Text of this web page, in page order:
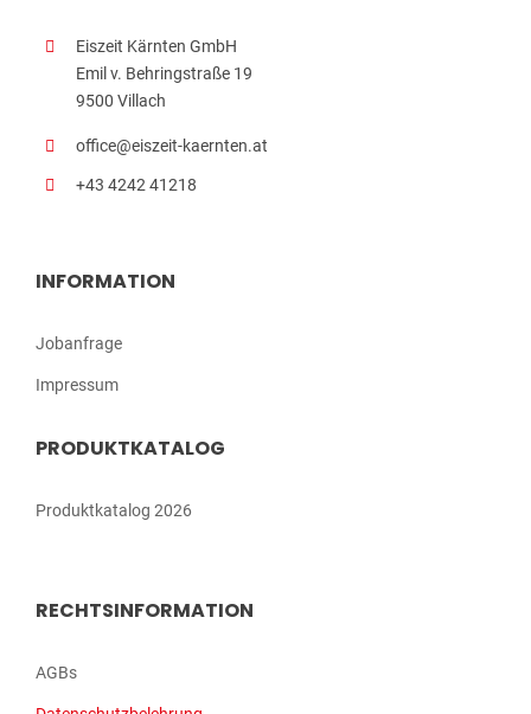
Eiszeit Kärnten GmbH
Emil v. Behringstraße 19
9500 Villach
office@eiszeit-kaernten.at
+43 4242 41218
INFORMATION
Jobanfrage
Impressum
PRODUKTKATALOG
Produktkatalog 2026
RECHTSINFORMATION
AGBs